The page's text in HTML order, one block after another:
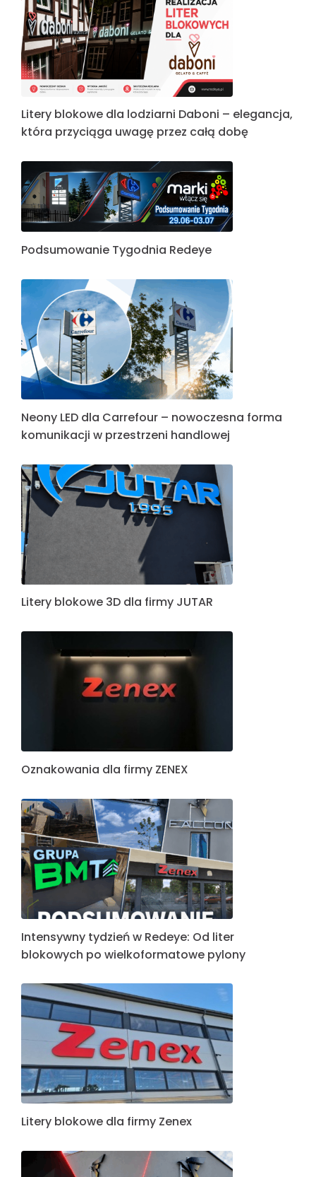
Litery blokowe dla lodziarni Daboni – elegancja,
która przyciąga uwagę przez całą dobę
Podsumowanie Tygodnia Redeye
Neony LED dla Carrefour – nowoczesna forma
komunikacji w przestrzeni handlowej
Litery blokowe 3D dla firmy JUTAR
Oznakowania dla firmy ZENEX
Intensywny tydzień w Redeye: Od liter
blokowych po wielkoformatowe pylony
Litery blokowe dla firmy Zenex